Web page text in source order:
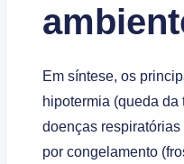
Em síntese, os
hipotermia (queda da
doenças
por congelamento